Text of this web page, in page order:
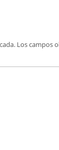
Los campos